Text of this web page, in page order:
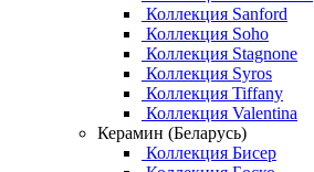
Коллекция Sanford
Коллекция Soho
Коллекция Stagnone
Коллекция Syros
Коллекция Tiffany
Коллекция Valentina
Керамин (Беларусь)
Коллекция Бисер